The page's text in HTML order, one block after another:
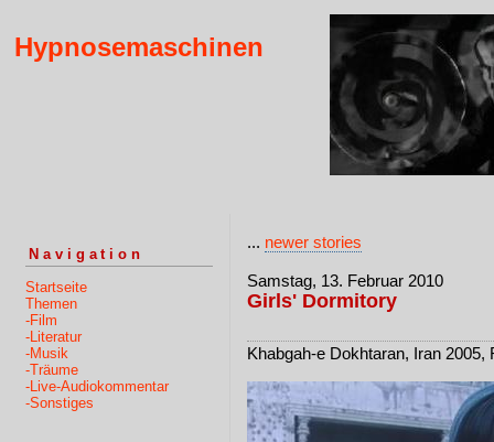
Hypnosemaschinen
Navigation
Startseite
Themen
-Film
-Literatur
-Musik
-Träume
-Live-Audiokommentar
-Sonstiges
... newer stories
Samstag, 13. Februar 2010
Girls' Dormitory
Khabgah-e Dokhtaran, Iran